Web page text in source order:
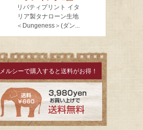
メルシーで購入すると送料がお得！